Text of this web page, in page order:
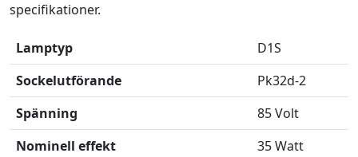
specifikationer.
Lamptyp
D1S
Sockelutförande
Pk32d-2
Spänning
85 Volt
Nominell effekt
35 Watt